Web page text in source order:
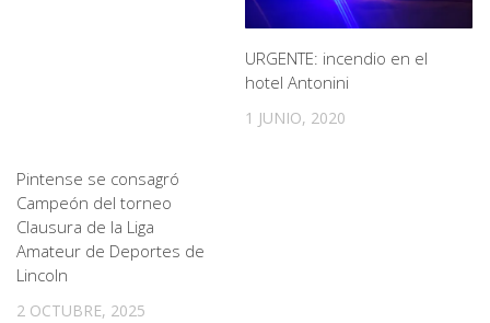
Pintense se consagró
Campeón del torneo
Clausura de la Liga
Amateur de Deportes de
Lincoln
2 OCTUBRE, 2025
URGENTE: incendio en el
hotel Antonini
1 JUNIO, 2020